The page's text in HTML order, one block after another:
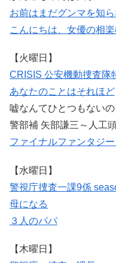
お前はまだグンマを知
こんにちは、女優の相楽
【火曜日】
CRISIS 公安機動捜査隊
あなたのことはそれほど
嘘なんてひとつもないの
警部補 矢部謙三～人工
ファイナルファンタジ
【水曜日】
警視庁捜査一課9係
母になる
３人のパパ
【木曜日】